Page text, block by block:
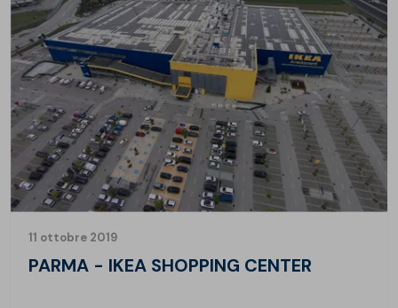
11 ottobre 2019
PARMA - IKEA SHOPPING CENTER